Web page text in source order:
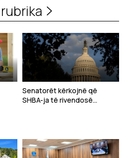
Senatorët kërkojnë që
SHBA-ja të rivendosë